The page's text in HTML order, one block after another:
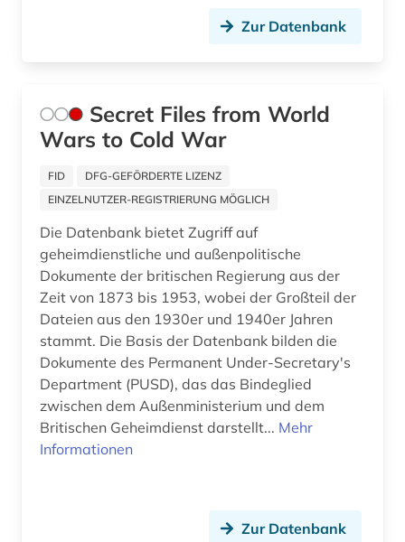
bauingenieurwesen (1)
baukostenermittlung (1)
bauleistung (1)
baum (3)
baumaschine (1)
baumaschinen (1)
baumaßnahme (1)
baumkrankheiten (1)
baumschäden (1)
baumschädlinge (1)
Zur Datenbank
Secret Files from World
Wars to Cold War
FID
DFG-GEFÖRDERTE LIZENZ
EINZELNUTZER-REGISTRIERUNG MÖGLICH
Die Datenbank bietet Zugriff auf
geheimdienstliche und außenpolitische
Dokumente der britischen Regierung aus der
Zeit von 1873 bis 1953, wobei der Großteil der
Dateien aus den 1930er und 1940er Jahren
stammt. Die Basis der Datenbank bilden die
Dokumente des Permanent Under-Secretary's
Department (PUSD), das das Bindeglied
zwischen dem Außenministerium und dem
Britischen Geheimdienst darstellt... Mehr
Informationen
Zur Datenbank